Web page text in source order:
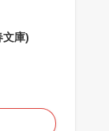
文庫)